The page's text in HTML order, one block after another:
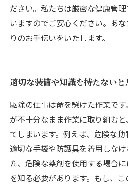
ださい。私たちは厳密な健康管
いますのでご安心ください。あ
りのお手伝いをいたします。
適切な装備や知識を持たない
駆除の仕事は命を懸けた作業で
が不十分なまま作業に取り組む
てしまいます。例えば、危険な動
適切な手袋や防護具を着用しな
た、危険な薬剤を使用する場合
を知る必要があります。もし、